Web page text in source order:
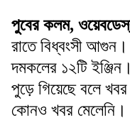
পুবের কলম,
রাতে বিধ্বংসী
দমকলের ১২টি
পুড়ে গিয়েছে বলে
কোনও খবর